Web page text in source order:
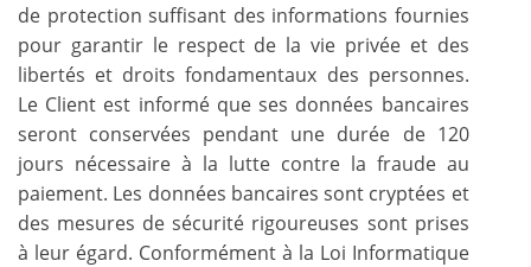
de protection suffisant des informations fournies
pour garantir le respect de la vie privée et des
libertés et droits fondamentaux des personnes.
Le Client est informé que ses données bancaires
seront conservées pendant une durée de 120
jours nécessaire à la lutte contre la fraude au
paiement. Les données bancaires sont cryptées et
des mesures de sécurité rigoureuses sont prises
à leur égard. Conformément à la Loi Informatique